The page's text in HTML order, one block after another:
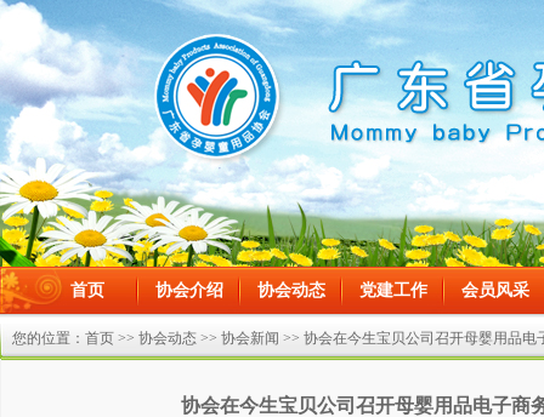
首页 协会介绍 协会动态 党建工作 会员风采
在线留言
您的位置： 首页 >> 协会动态 >> 协会新闻 >> 协会在今生宝贝公司召开母婴用品电
协会在今生宝贝公司召开母婴用品电子商